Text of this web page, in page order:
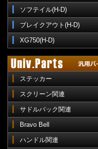
ソフテイル(H-D)
ブレイクアウト(H-D)
XG750(H-D)
ステッカー
スクリーン関連
サドルバック関連
Bravo Bell
ハンドル関連